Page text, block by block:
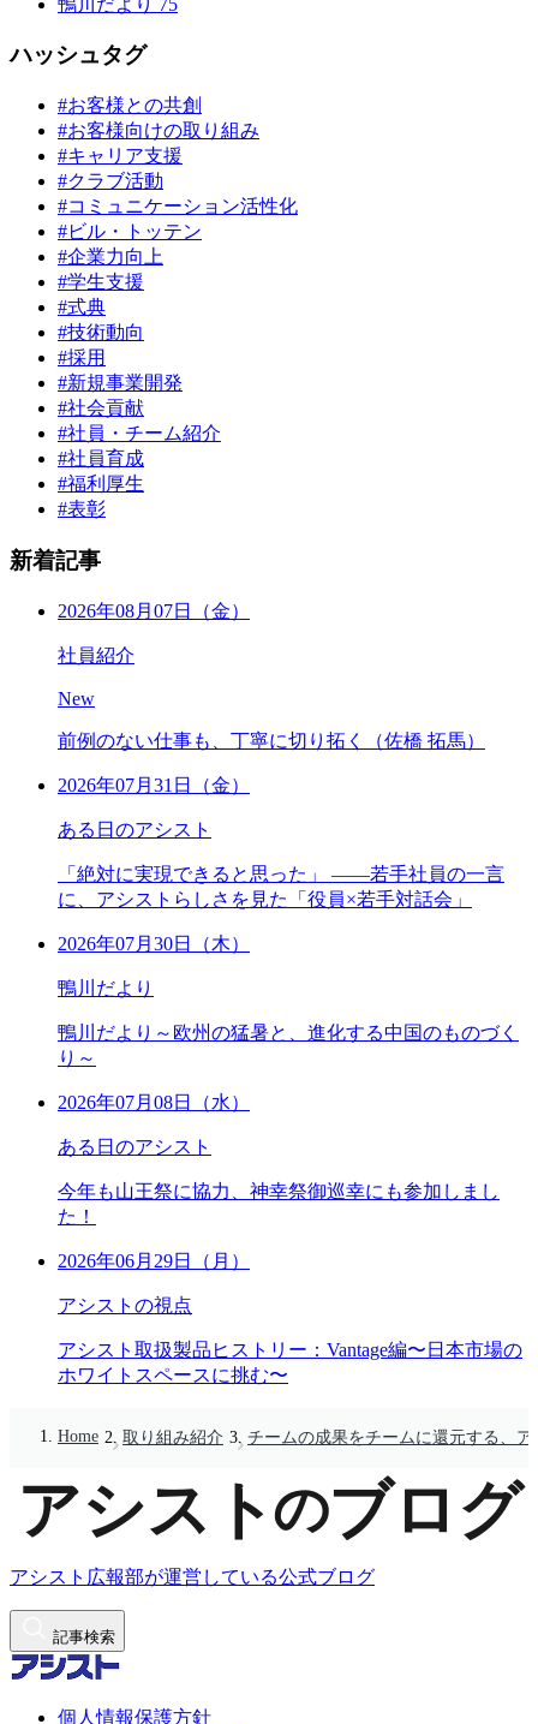
ハッシュタグ
#お客様との共創
#お客様向けの取り組み
#キャリア支援
#クラブ活動
#コミュニケーション活性化
#ビル・トッテン
#企業力向上
#学生支援
#式典
#技術動向
#採用
#新規事業開発
#社会貢献
#社員・チーム紹介
#社員育成
#福利厚生
#表彰
新着記事
2026年08月07日（金）
社員紹介
New
前例のない仕事も、丁寧に切り拓く（佐橋 拓馬）
2026年07月31日（金）
ある日のアシスト
「絶対に実現できると思った」 ――若手社員の一言
に、アシストらしさを見た「役員×若手対話会」
2026年07月30日（木）
鴨川だより
鴨川だより～欧州の猛暑と、進化する中国のものづく
り～
2026年07月08日（水）
ある日のアシスト
今年も山王祭に協力、神幸祭御巡幸にも参加しまし
た！
2026年06月29日（月）
アシストの視点
アシスト取扱製品ヒストリー：Vantage編〜日本市場の
ホワイトスペースに挑む〜
Home 取り組み紹介 チームの成果をチームに還元する、
アシスト広報部が運営している公式ブログ
記事検索
個人情報保護方針